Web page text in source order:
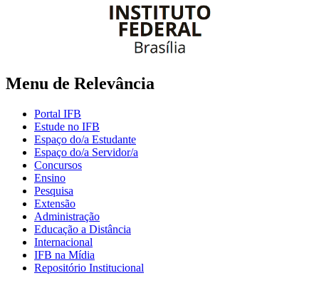
Menu de Relevância
Portal IFB
Estude no IFB
Espaço do/a Estudante
Espaço do/a Servidor/a
Concursos
Ensino
Pesquisa
Extensão
Administração
Educação a Distância
Internacional
IFB na Mídia
Repositório Institucional